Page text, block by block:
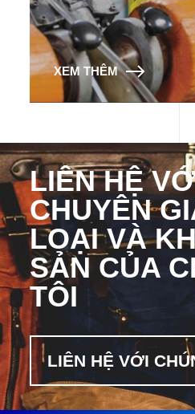
XEM THÊM
LIÊN HỆ
CHUYÊN
LOẠI VÀ
SẢN CỦA
TÔI
LIÊN HỆ VỚI